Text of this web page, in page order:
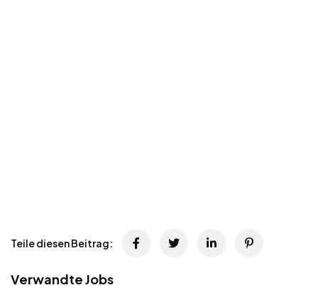
Teile diesen Beitrag:
Verwandte Jobs